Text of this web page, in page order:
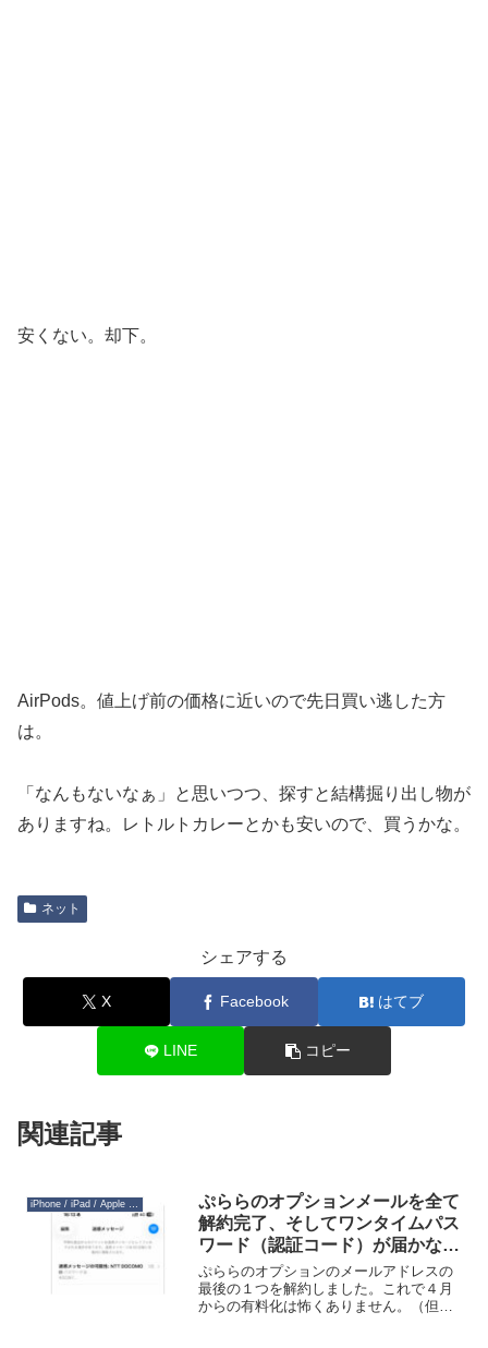
安くない。却下。
AirPods。値上げ前の価格に近いので先日買い逃した方
は。
「なんもないなぁ」と思いつつ、探すと結構掘り出し物が
ありますね。レトルトカレーとかも安いので、買うかな。
ネット
シェアする
X Facebook はてブ
LINE コピー
関連記事
ぷららのオプションメールを全て
解約完了、そしてワンタイムパス
ワード（認証コード）が届かない
問題が解決
ぷららのオプションのメールアドレスの
最後の１つを解約しました。これで４月
からの有料化は怖くありません。（但し